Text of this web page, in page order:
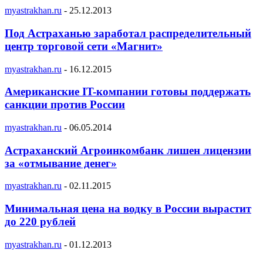
myastrakhan.ru - 25.12.2013
Под Астраханью заработал распределительный
центр торговой сети «Магнит»
myastrakhan.ru - 16.12.2015
Американские IT-компании готовы поддержать
санкции против России
myastrakhan.ru - 06.05.2014
Астраханский Агроинкомбанк лишен лицензии
за «отмывание денег»
myastrakhan.ru - 02.11.2015
Минимальная цена на водку в России вырастит
до 220 рублей
myastrakhan.ru - 01.12.2013